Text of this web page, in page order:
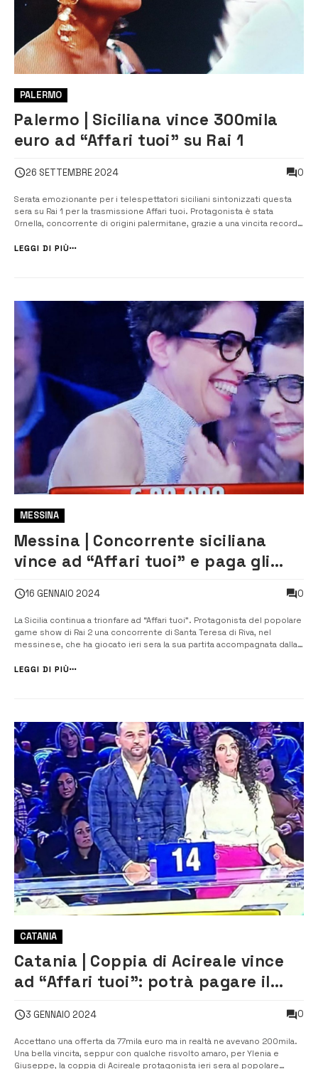
PALERMO
Palermo | Siciliana vince 300mila
euro ad “Affari tuoi” su Rai 1
26 SETTEMBRE 2024 0
Serata emozionante per i telespettatori siciliani sintonizzati questa
sera su Rai 1 per la trasmissione Affari tuoi. Protagonista è stata
Ornella, concorrente di origini palermitane, grazie a una vincita record
Dottore nel corso di questi anni. Insieme al marito Giuseppe...
LEGGI DI PIÙ
MESSINA
Messina | Concorrente siciliana
vince ad “Affari tuoi” e paga gli
16 GENNAIO 2024 0
La Sicilia continua a trionfare ad “Affari tuoi”. Protagonista del popolare
game show di Rai 2 una concorrente di Santa Teresa di Riva, nel
messinese, che ha giocato ieri sera la sua partita accompagnata dalla
iniziata male, dove al primo pacco chiamato vanno [&hellip...
LEGGI DI PIÙ
CATANIA
Catania | Coppia di Acireale vince
ad “Affari tuoi”: potrà pagare il
3 GENNAIO 2024 0
Accettano una offerta da 77mila euro ma in realtà ne avevano 200mila.
Una bella vincita, seppur con qualche risvolto amaro, per Ylenia e
Giuseppe, la coppia di Acireale protagonista ieri sera al popolare